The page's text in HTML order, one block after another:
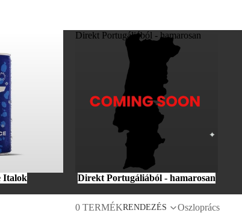
Italok
Direkt Portugáliából - hamarosan
Direkt Portugáliából - hamarosan
0 TERMÉKRENDEZÉS Oszloprács